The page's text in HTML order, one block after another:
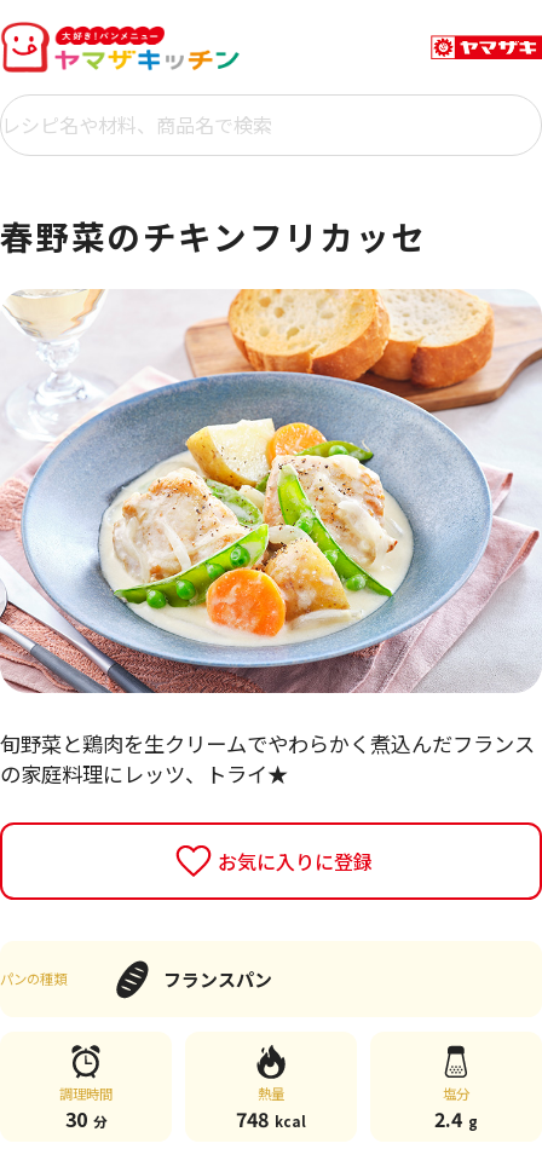
春野菜のチキンフリカッセ
旬野菜と鶏肉を生クリームでやわらかく煮込んだフランス
の家庭料理にレッツ、トライ★
お気に入りに登録
パンの種類 フランスパン
調理時間
30 分
熱量
748 kcal
塩分
2.4 g